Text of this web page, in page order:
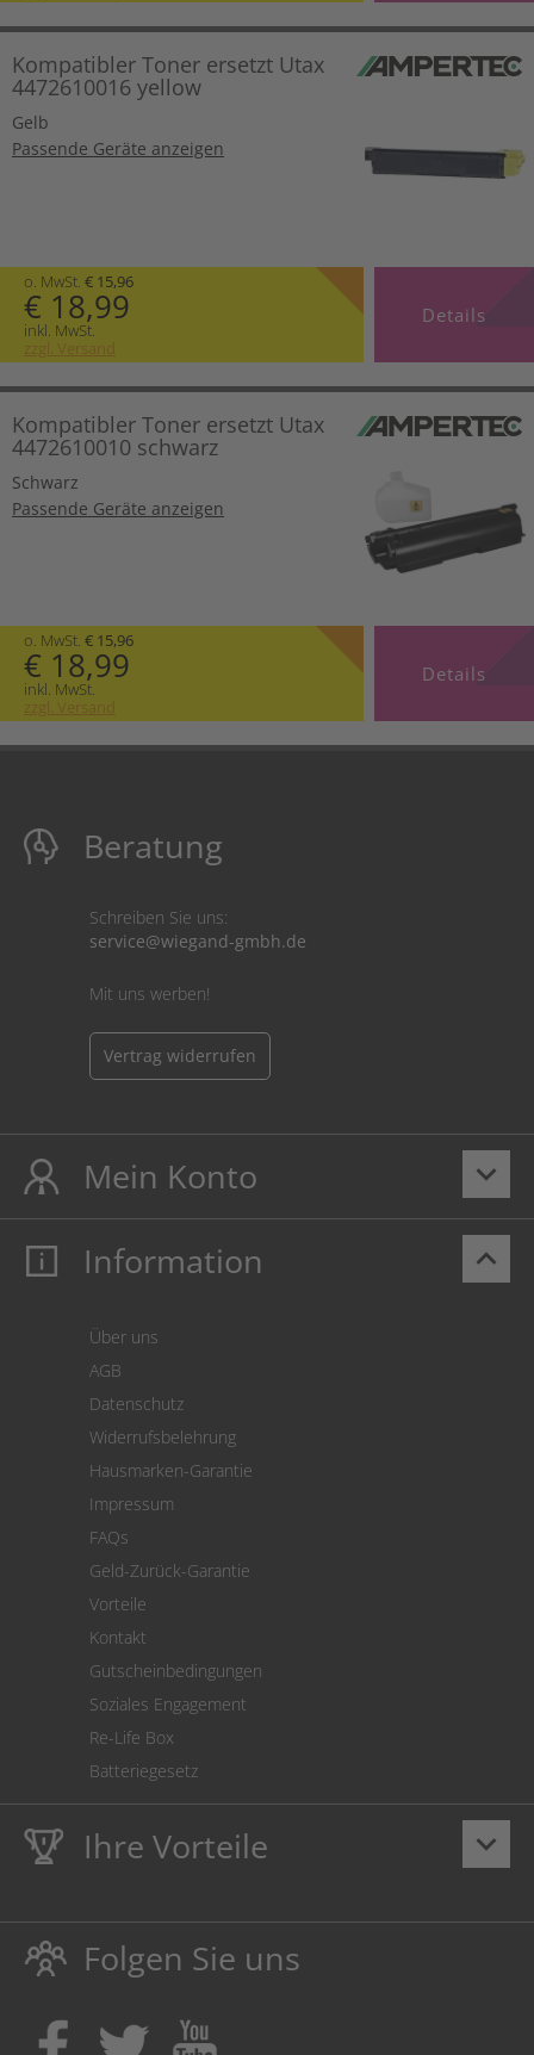
Kompatibler Toner ersetzt Utax
4472610016 yellow
Gelb
Passende Geräte anzeigen
o. MwSt. € 15,96
€ 18,99
inkl. MwSt.
zzgl. Versand
Details
Kompatibler Toner ersetzt Utax
4472610010 schwarz
Schwarz
Passende Geräte anzeigen
o. MwSt. € 15,96
€ 18,99
inkl. MwSt.
zzgl. Versand
Details
Beratung
Schreiben Sie uns:
service@wiegand-gmbh.de
Mit uns werben!
Vertrag widerrufen
keyboard_arrow_down
Mein Konto
Mein Konto
Cookie Einstellungen
keyboard_arrow_up
Information
Über uns
AGB
Datenschutz
Widerrufsbelehrung
Hausmarken-Garantie
Impressum
FAQs
Geld-Zurück-Garantie
Vorteile
Kontakt
Gutscheinbedingungen
Soziales Engagement
Re-Life Box
Batteriegesetz
keyboard_arrow_down
Ihre Vorteile
LebenslangeHausmarke Garantieauf Toner und Tinte
schützt auch Ihren Drucker.
Umweltfreundlich dadurch Abfallvermeidung.
Kaufen Sie Tinte & Toner ruhig da, wo Ihre Kinder einen
Ausbildungsplatz bekommen!
Folgen Sie uns